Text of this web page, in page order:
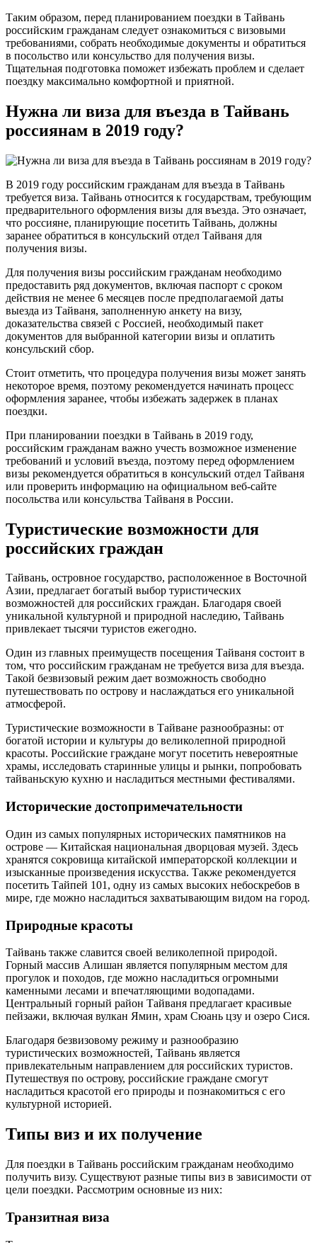
Таким образом, перед планированием поездки в Тайвань
российским гражданам следует ознакомиться с визовыми
требованиями, собрать необходимые документы и обратиться
в посольство или консульство для получения визы.
Тщательная подготовка поможет избежать проблем и сделает
поездку максимально комфортной и приятной.
Нужна ли виза для въезда в Тайвань
россиянам в 2019 году?
В 2019 году российским гражданам для въезда в Тайвань
требуется виза. Тайвань относится к государствам, требующим
предварительного оформления визы для въезда. Это означает,
что россияне, планирующие посетить Тайвань, должны
заранее обратиться в консульский отдел Тайваня для
получения визы.
Для получения визы российским гражданам необходимо
предоставить ряд документов, включая паспорт с сроком
действия не менее 6 месяцев после предполагаемой даты
выезда из Тайваня, заполненную анкету на визу,
доказательства связей с Россией, необходимый пакет
документов для выбранной категории визы и оплатить
консульский сбор.
Стоит отметить, что процедура получения визы может занять
некоторое время, поэтому рекомендуется начинать процесс
оформления заранее, чтобы избежать задержек в планах
поездки.
При планировании поездки в Тайвань в 2019 году,
российским гражданам важно учесть возможное изменение
требований и условий въезда, поэтому перед оформлением
визы рекомендуется обратиться в консульский отдел Тайваня
или проверить информацию на официальном веб-сайте
посольства или консульства Тайваня в России.
Туристические возможности для
российских граждан
Тайвань, островное государство, расположенное в Восточной
Азии, предлагает богатый выбор туристических
возможностей для российских граждан. Благодаря своей
уникальной культурной и природной наследию, Тайвань
привлекает тысячи туристов ежегодно.
Один из главных преимуществ посещения Тайваня состоит в
том, что российским гражданам не требуется виза для въезда.
Такой безвизовый режим дает возможность свободно
путешествовать по острову и наслаждаться его уникальной
атмосферой.
Туристические возможности в Тайване разнообразны: от
богатой истории и культуры до великолепной природной
красоты. Российские граждане могут посетить невероятные
храмы, исследовать старинные улицы и рынки, попробовать
тайваньскую кухню и насладиться местными фестивалями.
Исторические достопримечательности
Один из самых популярных исторических памятников на
острове — Китайская национальная дворцовая музей. Здесь
хранятся сокровища китайской императорской коллекции и
изысканные произведения искусства. Также рекомендуется
посетить Тайпей 101, одну из самых высоких небоскребов в
мире, где можно насладиться захватывающим видом на город.
Природные красоты
Тайвань также славится своей великолепной природой.
Горный массив Алишан является популярным местом для
прогулок и походов, где можно насладиться огромными
каменными лесами и впечатляющими водопадами.
Центральный горный район Тайваня предлагает красивые
пейзажи, включая вулкан Ямин, храм Сюань цзу и озеро Сися.
Благодаря безвизовому режиму и разнообразию
туристических возможностей, Тайвань является
привлекательным направлением для российских туристов.
Путешествуя по острову, российские граждане смогут
насладиться красотой его природы и познакомиться с его
культурной историей.
Типы виз и их получение
Для поездки в Тайвань российским гражданам необходимо
получить визу. Существуют разные типы виз в зависимости от
цели поездки. Рассмотрим основные из них:
Транзитная виза